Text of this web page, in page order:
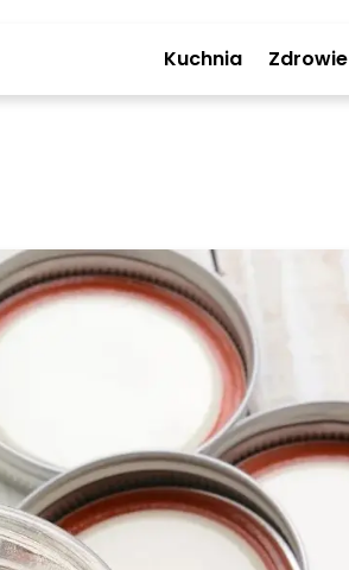
Kuchnia Zdrowie